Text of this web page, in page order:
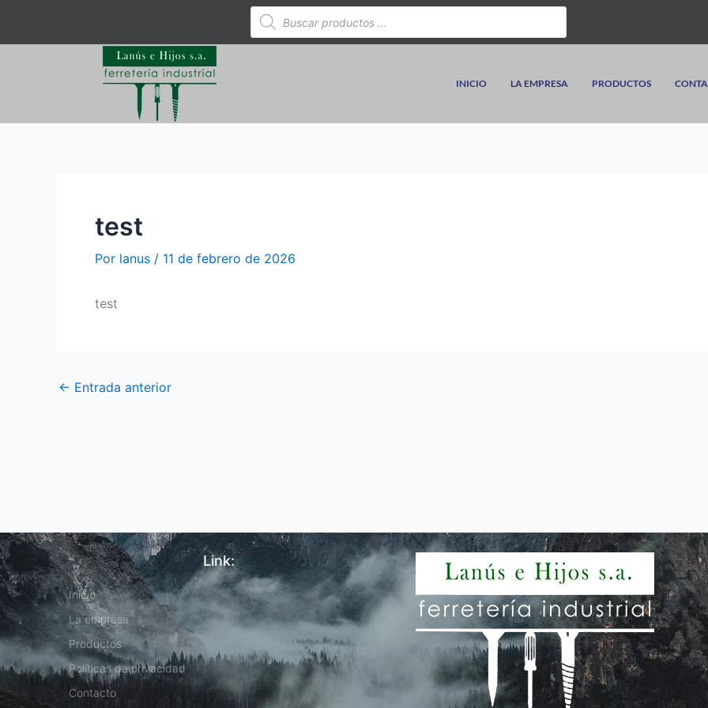
Búsqueda
de
productos
INICIO LA EMPRESA PRODUCTOS
test
Por lanus / 11 de febrero de 2026
test
← Entrada anterior
Link:
Inicio
La empresa
Productos
Políticas de privacidad
Contacto